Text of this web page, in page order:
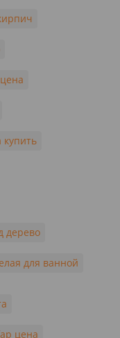
купить
дерево
для ванной
цена